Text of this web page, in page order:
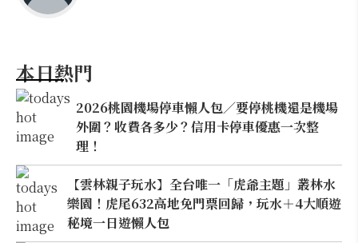
本日熱門
2026桃園機場停車懶人包／要停桃機還是機場
外圍？收費各多少？信用卡停車優惠一次整
理！
【雲林親子玩水】全台唯一「虎爺主題」叢林水
樂園！虎尾632高地免門票回歸，玩水＋4大順遊
秘境一日遊懶人包